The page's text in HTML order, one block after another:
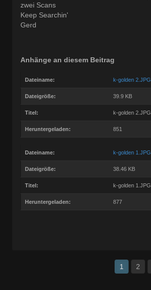
zwei Scans
Keep Searchin'
Gerd
Anhänge an diesem Beitrag
Dateiname: k-golden 2.JPG
Dateigröße: 39.9 KB
Titel: k-golden 2.JPG
Heruntergeladen: 851
Dateiname: k-golden 1.JPG
Dateigröße: 38.46 KB
Titel: k-golden 1.JPG
Heruntergeladen: 877
1 2